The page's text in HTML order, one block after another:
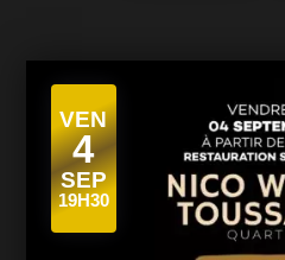
VEN
4
SEP
19H30